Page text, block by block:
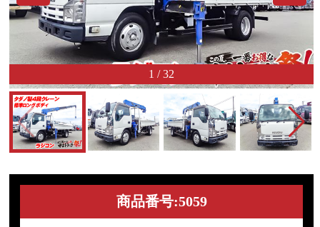
1 /32
商品番号:5059